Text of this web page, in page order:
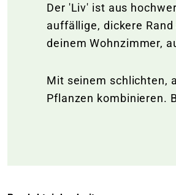
Der 'Liv' ist aus
auffällige, dickere
deinem Wohnzimmer,
Mit seinem schlichten,
Pflanzen kombinieren.